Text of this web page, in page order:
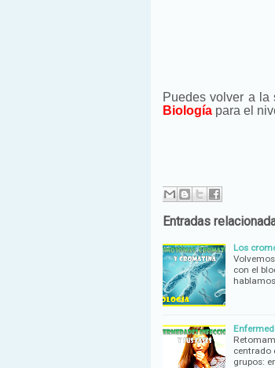
Puedes volver a la
Biología para el
Entradas
Los
con el
centrado
grupos: